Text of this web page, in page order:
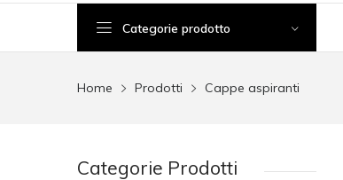
Categorie prodotto
Home Prodotti Cappe aspiranti
Categorie Prodotti